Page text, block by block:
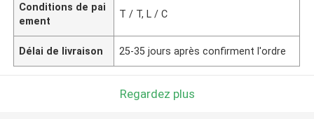
Conditions de pai
ement
T / T, L / C
Délai de livraison 25-35 jours après confirment l'ordre
Regardez plus